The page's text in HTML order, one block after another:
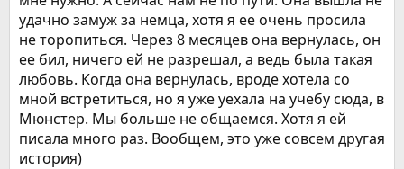
удачно замуж за немца, хотя я ее очень просила
не торопиться. Через 8 месяцев она вернулась, он
ее бил, ничего ей не разрешал, а ведь была такая
любовь. Когда она вернулась, вроде хотела со
мной встретиться, но я уже уехала на учебу сюда, в
Мюнстер. Мы больше не общаемся. Хотя я ей
писала много раз. Вообщем, это уже совсем другая
история)